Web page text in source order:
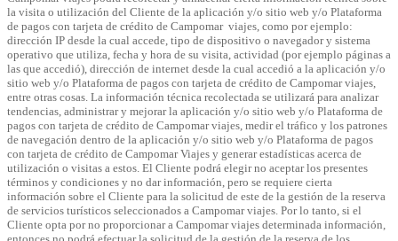
la visita o utilización del Cliente de la aplicación y/o sitio web y/o Plataforma
de pagos con tarjeta de crédito de Campomar viajes, como por ejemplo:
dirección IP desde la cual accede, tipo de dispositivo o navegador y sistema
operativo que utiliza, fecha y hora de su visita, actividad (por ejemplo páginas a
las que accedió), dirección de internet desde la cual accedió a la aplicación y/o
sitio web y/o Plataforma de pagos con tarjeta de crédito de Campomar viajes,
entre otras cosas. La información técnica recolectada se utilizará para analizar
tendencias, administrar y mejorar la aplicación y/o sitio web y/o Plataforma de
pagos con tarjeta de crédito de Campomar viajes, medir el tráfico y los patrones
de navegación dentro de la aplicación y/o sitio web y/o Plataforma de pagos
con tarjeta de crédito de Campomar Viajes y generar estadísticas acerca de
utilización o visitas a estos. El Cliente podrá elegir no aceptar los presentes
términos y condiciones y no dar información, pero se requiere cierta
información sobre el Cliente para la solicitud de este de la gestión de la reserva
de servicios turísticos seleccionados a Campomar viajes. Por lo tanto, si el
Cliente opta por no proporcionar a Campomar viajes determinada información,